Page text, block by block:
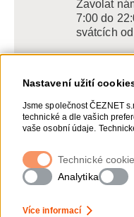
Nastavení užití
Jsme společnost ČEZNET
technické a dle vašich
vaše osobní údaje.
webové stránky vašim
analytice. Pro sběr a
osobních údajů, nám
právech, zpracování
Technické
Analytika
Více informací
Zavolat
7:00 do
svátcích
Napište
Zanechte
ozveme